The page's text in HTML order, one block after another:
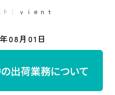
： ｖｉｅｎｔ
08月01日